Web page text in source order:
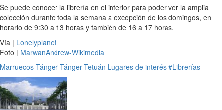
Se puede conocer la librería en el interior para poder ver la amplia
colección durante toda la semana a excepción de los domingos, en
horario de 9:30 a 13 horas y también de 16 a 17 horas.
Vía | Lonelyplanet
Foto | MarwanAndrew-Wikimedia
Marruecos Tánger Tánger-Tetuán Lugares de interés #Librerías